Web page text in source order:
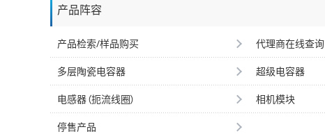
产品阵容
产品检索/样品购买 代理商在线查询
多层陶瓷电容器 超级电容器
电感器（扼流线圈） 相机模块
停售产品